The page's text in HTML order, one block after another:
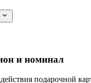
и номинал
подарочной